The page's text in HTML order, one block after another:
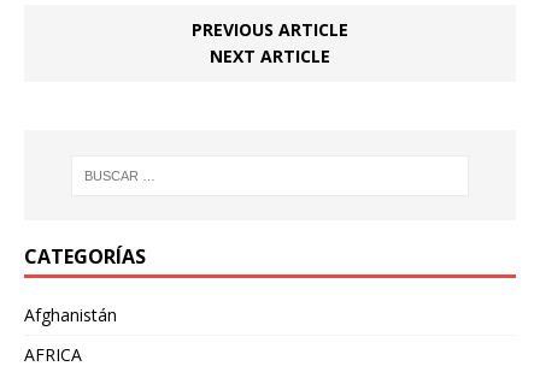
PREVIOUS ARTICLE
NEXT ARTICLE
CATEGORÍAS
Afghanistán
AFRICA